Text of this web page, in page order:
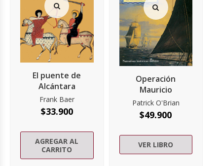
El puente de
Alcántara
Frank Baer
$33.900
AGREGAR AL
CARRITO
Operación
Mauricio
Patrick O'Brian
$49.900
VER LIBRO